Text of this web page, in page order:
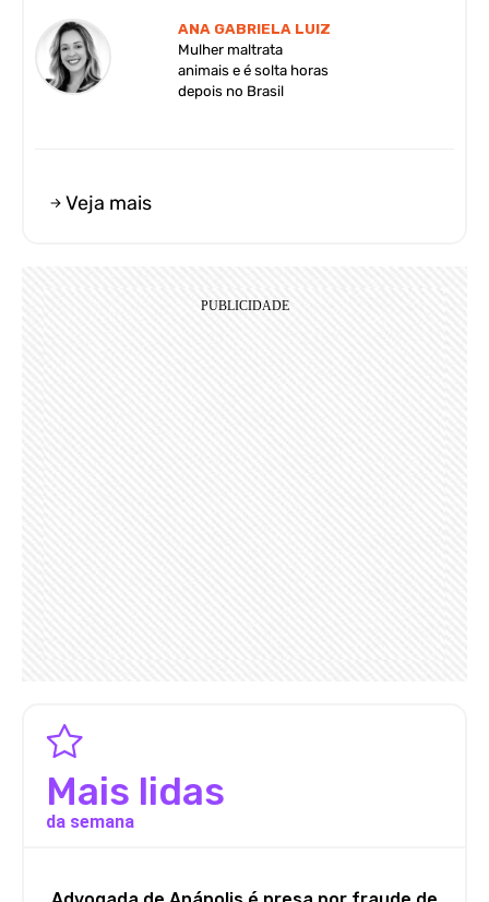
ANA GABRIELA LUIZ
Mulher maltrata
animais e é solta horas
depois no Brasil
Veja mais
Mais lidas
da semana